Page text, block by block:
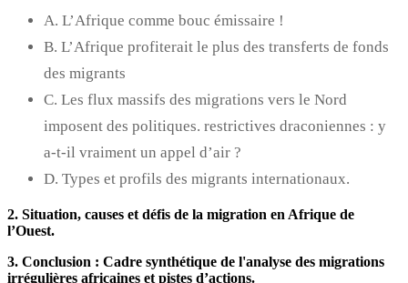
A. L’Afrique comme bouc émissaire !
B. L’Afrique profiterait le plus des transferts de fonds
des migrants
C. Les flux massifs des migrations vers le Nord
imposent des politiques. restrictives draconiennes : y
a-t-il vraiment un appel d’air ?
D. Types et profils des migrants internationaux.
2. Situation, causes et défis de la migration en Afrique de
l’Ouest.
3. Conclusion : Cadre synthétique de l'analyse des migrations
irrégulières africaines et pistes d’actions.